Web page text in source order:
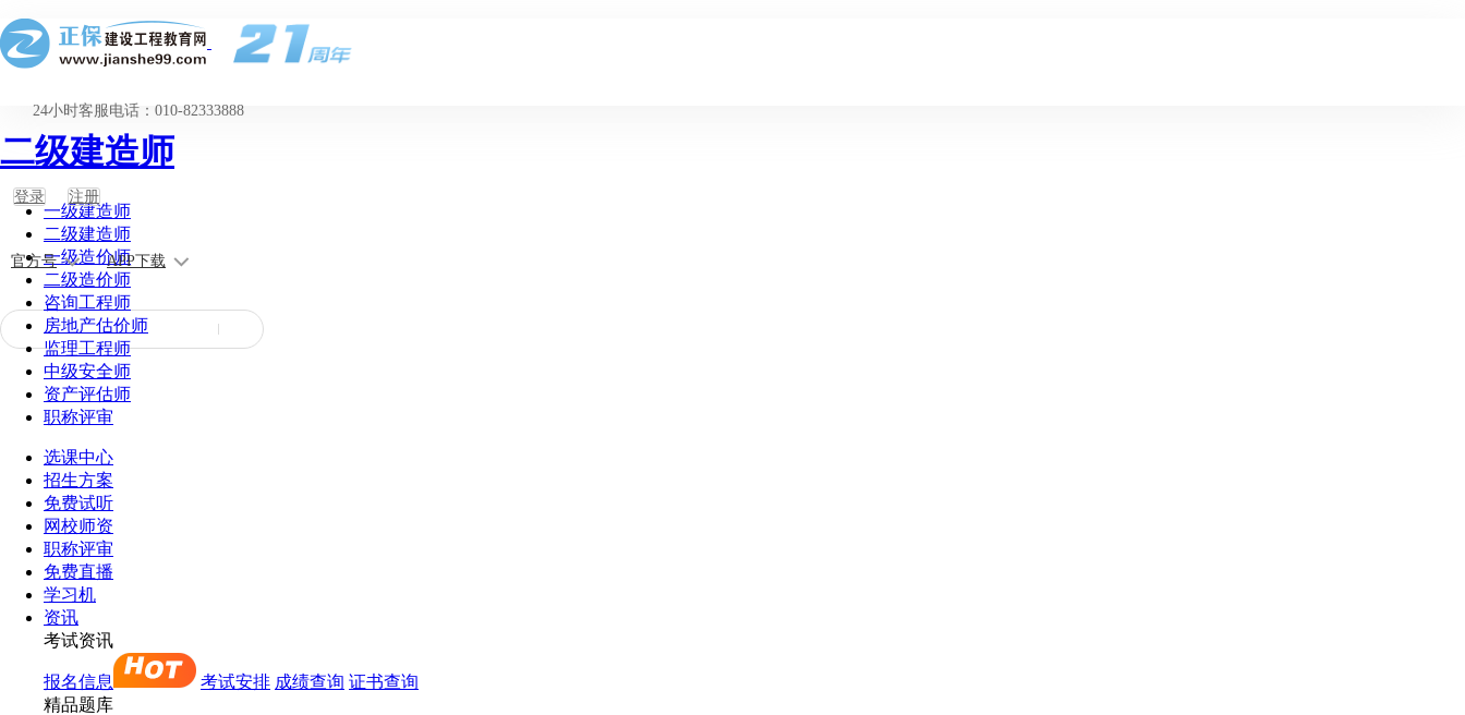
24小时客服电话：010-82333888
登录 注册
官方号 APP下载
二级建造师
一级建造师
二级建造师
一级造价师
二级造价师
咨询工程师
房地产估价师
监理工程师
中级安全师
资产评估师
职称评审
选课中心
招生方案
免费试听
网校师资
职称评审
免费直播
学习机
资讯
考试资讯
报名信息 考试安排 成绩查询 证书查询
精品题库